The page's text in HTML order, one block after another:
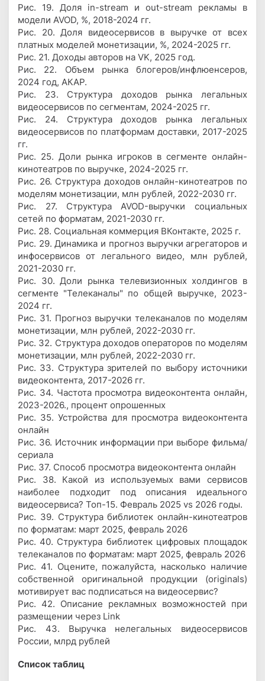
Рис. 19. Доля in-stream и out-stream рекламы в
модели AVOD, %, 2018-2024 гг.
Рис. 20. Доля видеосервисов в выручке от всех
платных моделей монетизации, %, 2024-2025 гг.
Рис. 21. Доходы авторов на VK, 2025 год.
Рис. 22. Объем рынка блогеров/инфлюенсеров,
2024 год, АКАР.
Рис. 23. Структура доходов рынка легальных
видеосервисов по сегментам, 2024-2025 гг.
Рис. 24. Структура доходов рынка легальных
видеосервисов по платформам доставки, 2017-2025
гг.
Рис. 25. Доли рынка игроков в сегменте онлайн-
кинотеатров по выручке, 2024-2025 гг.
Рис. 26. Структура доходов онлайн-кинотеатров по
моделям монетизации, млн рублей, 2022-2030 гг.
Рис. 27. Структура AVOD-выручки социальных
сетей по форматам, 2021-2030 гг.
Рис. 28. Социальная коммерция ВКонтакте, 2025 г.
Рис. 29. Динамика и прогноз выручки агрегаторов и
инфосервисов от легального видео, млн рублей,
2021-2030 гг.
Рис. 30. Доли рынка телевизионных холдингов в
сегменте "Телеканалы" по общей выручке, 2023-
2024 гг.
Рис. 31. Прогноз выручки телеканалов по моделям
монетизации, млн рублей, 2022-2030 гг.
Рис. 32. Структура доходов операторов по моделям
монетизации, млн рублей, 2022-2030 гг.
Рис. 33. Структура зрителей по выбору источники
видеоконтента, 2017-2026 гг.
Рис. 34. Частота просмотра видеоконтента онлайн,
2023-2026., процент опрошенных
Рис. 35. Устройства для просмотра видеоконтента
онлайн
Рис. 36. Источник информации при выборе фильма/
сериала
Рис. 37. Способ просмотра видеоконтента онлайн
Рис. 38. Какой из используемых вами сервисов
наиболее подходит под описания идеального
видеосервисa? Топ-15. Февраль 2025 vs 2026 годы.
Рис. 39. Структура библиотек онлайн-кинотеатров
по форматам: март 2025, февраль 2026
Рис. 40. Структура библиотек цифровых площадок
телеканалов по форматам: март 2025, февраль 2026
Рис. 41. Оцените, пожалуйста, насколько наличие
собственной оригинальной продукции (originals)
мотивирует вас подписаться на видеосервис?
Рис. 42. Описание рекламных возможностей при
размещении через Link
Рис. 43. Выручка нелегальных видеосервисов
России, млрд рублей
Список таблиц